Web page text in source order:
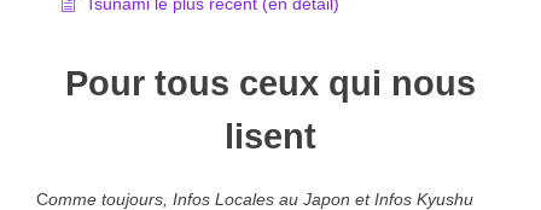
Pour tous ceux qui nous
lisent
Comme toujours, Infos Locales au Japon et Infos Kyushu